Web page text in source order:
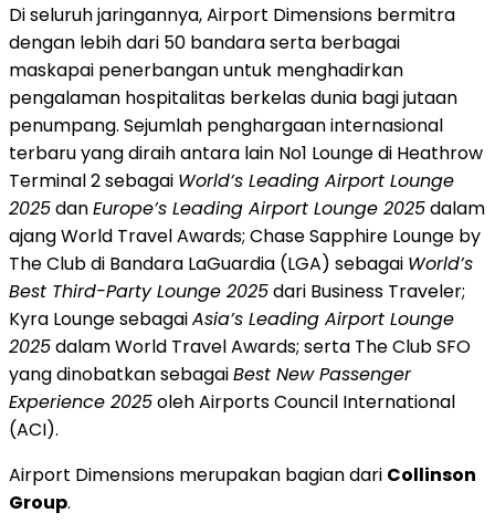
Di seluruh jaringannya, Airport Dimensions bermitra
dengan lebih dari 50 bandara serta berbagai
maskapai penerbangan untuk menghadirkan
pengalaman hospitalitas berkelas dunia bagi jutaan
penumpang. Sejumlah penghargaan internasional
terbaru yang diraih antara lain No1 Lounge di Heathrow
Terminal 2 sebagai World’s Leading Airport Lounge
2025danEurope’s Leading Airport Lounge 2025dalam
ajang World Travel Awards; Chase Sapphire Lounge by
The Club di Bandara LaGuardia (LGA) sebagai World’s
Best Third-Party Lounge 2025dari Business Traveler;
Kyra Lounge sebagaiAsia’s Leading Airport Lounge
2025dalam World Travel Awards; serta The Club SFO
yang dinobatkan sebagaiBest New Passenger
Experience 2025oleh Airports Council International
(ACI).
Airport Dimensions merupakan bagian dari Collinson
Group.